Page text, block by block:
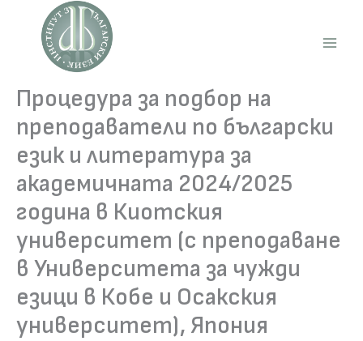
content
Процедура за подбор на
преподаватели по български
език и литература за
академичната 2024/2025
година в Киотския
университет (с преподаване
в Университета за чужди
езици в Кобе и Осакския
университет), Япония